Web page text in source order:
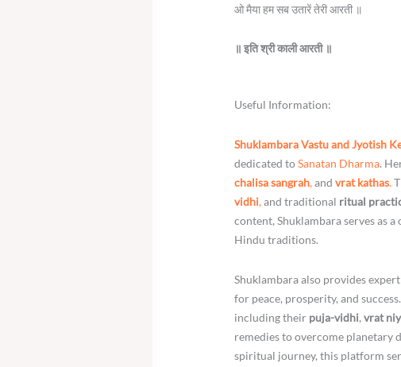
ओ मैया हम सब उतारें तेरी आरती ॥
॥ इति श्री काली आरती ॥
Useful Information:
Shuklambara Vastu and Jyotish
dedicated toSanatan Dharma.
chalisa sangrah,andvrat kathas.
vidhi,and traditional ritual
content, Shuklambara serves as
Hindu traditions.
Shuklambara also provides
for peace, prosperity, and
including their puja-vidhi,vrat
remedies to overcome planetary
spiritual journey, this platform